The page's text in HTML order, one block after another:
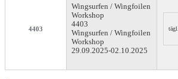
4403
Wingsurfen / Wingfoilen
Workshop
4403
Wingsurfen / Wingfoilen
Workshop
29.09.2025-02.10.2025
tägl.